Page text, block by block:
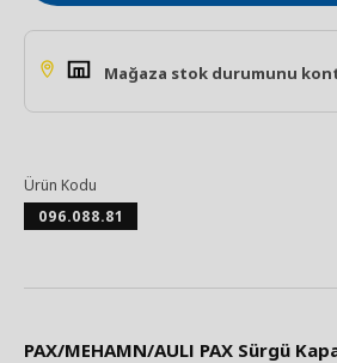
Mağaza stok durumunu
Ürün Kodu
096.088.81
PAX/MEHAMN/AULI PAX Sürgü